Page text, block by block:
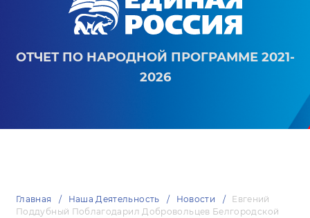
ОТЧЕТ ПО НАРОДНОЙ ПРОГРАММЕ 2021-
2026
Главная Наша Деятельность Новости
Евгений
Поддубный Поблагодарил Добровольцев Белгородской